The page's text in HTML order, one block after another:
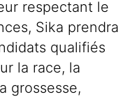
respectant le
Sika prendra
qualifiés
la race, la
grossesse,